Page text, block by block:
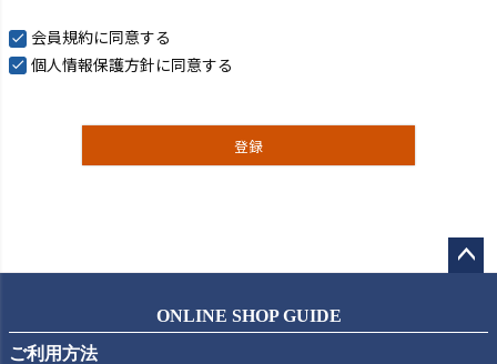
会員規約に同意する
個人情報保護方針に同意する
登録
ップ
ONLINE SHOP GUIDE
ご利用方法